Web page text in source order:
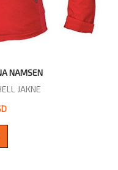
NAMSEN
JAKNE